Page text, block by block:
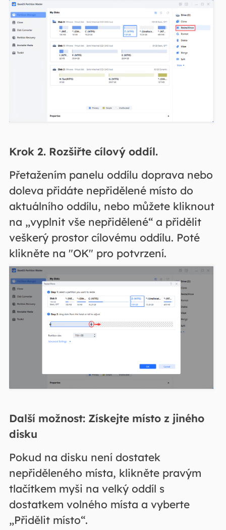
Krok 2. Rozšiřte cílový oddíl.
Přetažením panelu oddílu doprava nebo
doleva přidáte nepřidělené místo do
aktuálního oddílu, nebo můžete kliknout
na „vyplnit vše nepřidělené“ a přidělit
veškerý prostor cílovému oddílu. Poté
klikněte na "OK" pro potvrzení.
Další možnost: Získejte místo z jiného
disku
Pokud na disku není dostatek
nepřiděleného místa, klikněte pravým
tlačítkem myši na velký oddíl s
dostatkem volného místa a vyberte
„Přidělit místo“.